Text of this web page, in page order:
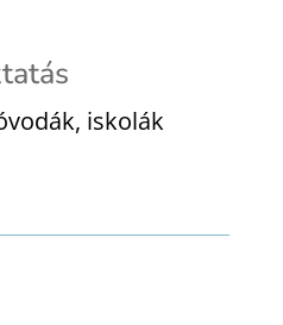
iskolák